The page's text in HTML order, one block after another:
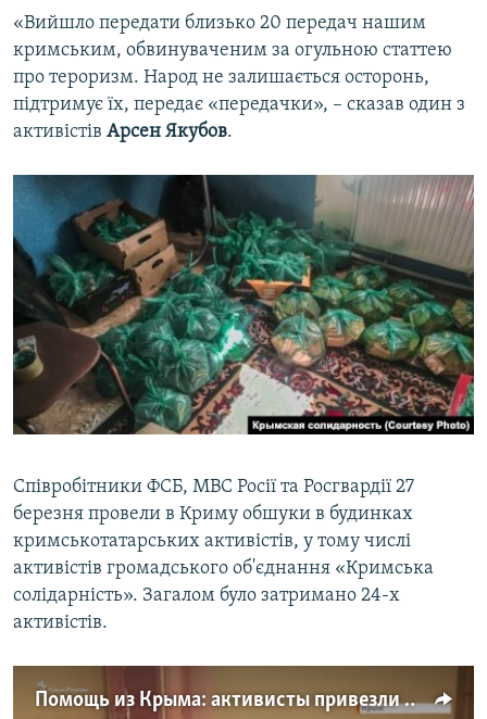
«Вийшло передати близько 20 передач нашим
кримським, обвинуваченим за огульною статтею
про тероризм. Народ не залишається осторонь,
підтримує їх, передає «передачки», – сказав один з
активістів Арсен Якубов.
Співробітники ФСБ, МВС Росії та Росгвардії 27
березня провели в Криму обшуки в будинках
кримськотатарських активістів, у тому числі
активістів громадського об'єднання «Кримська
солідарність». Загалом було затримано 24-х
активістів.
Помощь из Крыма: активисты привезли передачи для арестованных во время массовых обысков в Ростовское СИЗО (видео)